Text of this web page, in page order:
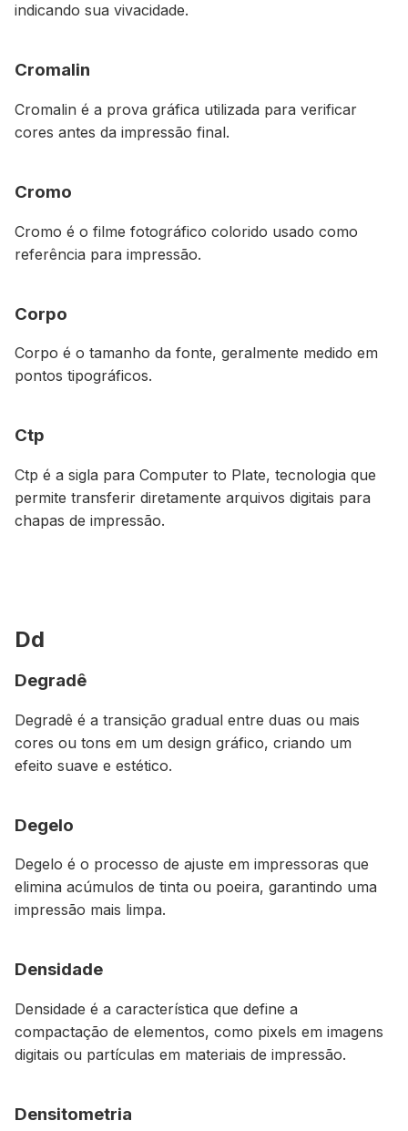
indicando sua vivacidade.
Cromalin
Cromalin é a prova gráfica utilizada para verificar
cores antes da impressão final.
Cromo
Cromo é o filme fotográfico colorido usado como
referência para impressão.
Corpo
Corpo é o tamanho da fonte, geralmente medido em
pontos tipográficos.
Ctp
Ctp é a sigla para Computer to Plate, tecnologia que
permite transferir diretamente arquivos digitais para
chapas de impressão.
Dd
Degradê
Degradê é a transição gradual entre duas ou mais
cores ou tons em um design gráfico, criando um
efeito suave e estético.
Degelo
Degelo é o processo de ajuste em impressoras que
elimina acúmulos de tinta ou poeira, garantindo uma
impressão mais limpa.
Densidade
Densidade é a característica que define a
compactação de elementos, como pixels em imagens
digitais ou partículas em materiais de impressão.
Densitometria